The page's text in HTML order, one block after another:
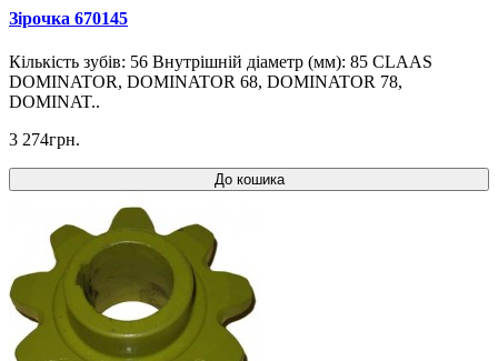
Зірочка 670145
Кількість зубів: 56 Внутрішній діаметр (мм): 85 CLAAS
DOMINATOR, DOMINATOR 68, DOMINATOR 78,
DOMINAT..
3 274грн.
До кошика